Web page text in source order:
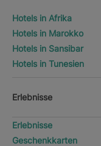
Hotels in Afrika
Hotels in Marokko
Hotels in Sansibar
Hotels in Tunesien
Erlebnisse
Erlebnisse
Geschenkkarten